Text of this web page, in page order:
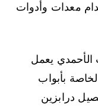
معدات وأدوات
الأحمدي يعمل
بأبواب
درابزين